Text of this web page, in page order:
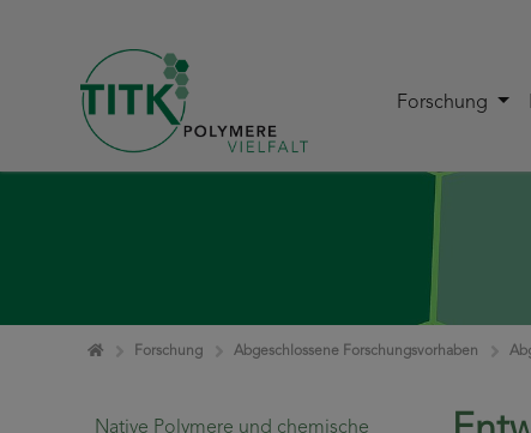
Forschung
HomeForschung Abgeschlossene Forschungsvorhaben
Native Polymere und chemische